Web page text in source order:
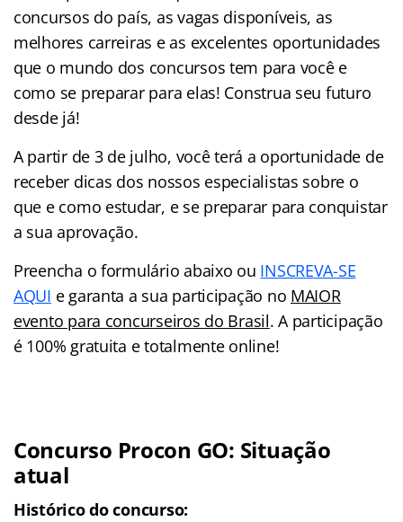
concursos do país, as vagas disponíveis, as
melhores carreiras e as excelentes oportunidades
que o mundo dos concursos tem para você e
como se preparar para elas! Construa seu futuro
desde já!
A partir de 3 de julho, você terá a oportunidade de
receber dicas dos nossos especialistas sobre o
que e como estudar, e se preparar para conquistar
a sua aprovação.
Preencha o formulário abaixo ou INSCREVA-SE
AQUI e garanta a sua participação no MAIOR
evento para concurseiros do Brasil. A participação
é 100% gratuita e totalmente online!
Concurso Procon GO: Situação
atual
Histórico do concurso: